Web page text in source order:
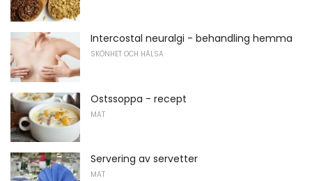
Intercostal neuralgi - behandling hemma
SKÖNHET OCH HÄLSA
Ostssoppa - recept
MAT
Servering av servetter
MAT